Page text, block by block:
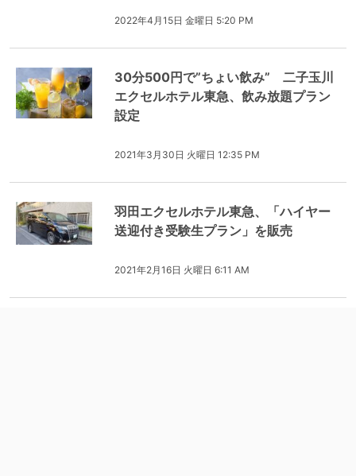
2022年4月15日 金曜日 5:20 PM
30分500円で”ちょい飲み” 二子玉川
エクセルホテル東急、飲み放題プラン
設定
2021年3月30日 火曜日 12:35 PM
羽田エクセルホテル東急、「ハイヤー
送迎付き受験生プラン」を販売
2021年2月16日 火曜日 6:11 AM